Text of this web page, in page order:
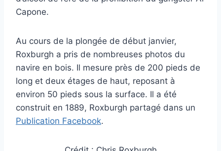
Capone.
Au cours de la plongée de début janvier,
Roxburgh a pris de nombreuses photos du
navire en bois. Il mesure près de 200 pieds de
long et deux étages de haut, reposant à
environ 50 pieds sous la surface. Il a été
construit en 1889, Roxburgh partagé dans un
Publication Facebook.